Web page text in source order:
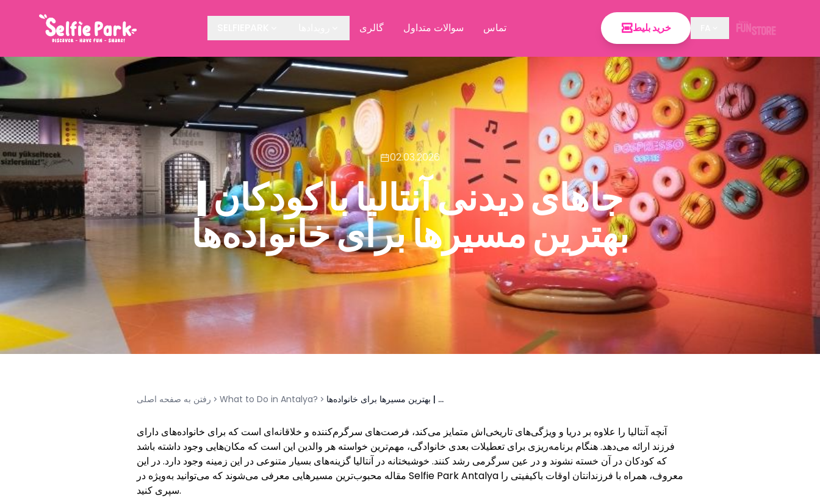
گالری سوالات متداول تماس خرید بلیط
02.03.2026
جاهای دیدنی آنتالیا با کودکان |
بهترین مسیرها برای خانواده‌ها
رفتن به صفحه اصلی What to Do in Antalya? جاهای دیدنی آنتالیا با کودکان | بهترین مسیرها برای خانواده‌ها
آنچه آنتالیا را علاوه بر دریا و ویژگی‌های تاریخی‌اش متمایز می‌کند، فرصت‌های سرگرم‌کننده و خلاقانه‌ای است که برای خانواده‌های دارای
فرزند ارائه می‌دهد. هنگام برنامه‌ریزی برای تعطیلات بعدی خانوادگی، مهم‌ترین خواسته هر والدین این است که مکان‌هایی وجود داشته باشد
که کودکان در آن خسته نشوند و در عین سرگرمی رشد کنند. خوشبختانه در آنتالیا گزینه‌های بسیار متنوعی در این زمینه وجود دارد. در این
مقاله محبوب‌ترین مسیرهایی معرفی می‌شوند که می‌توانید به‌ویژه در Selfie Park Antalya معروف، همراه با فرزندانتان اوقات باکیفیتی را
سپری کنید.